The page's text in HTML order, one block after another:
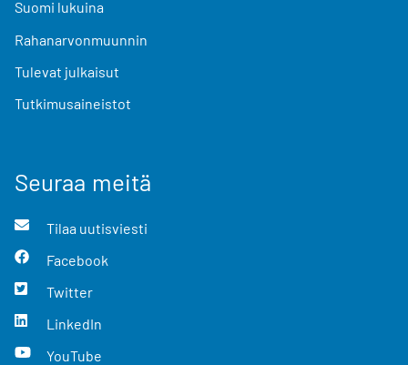
Suomi lukuina
Rahanarvonmuunnin
Tulevat julkaisut
Tutkimusaineistot
Seuraa meitä
Tilaa uutisviesti
Facebook
Twitter
LinkedIn
YouTube